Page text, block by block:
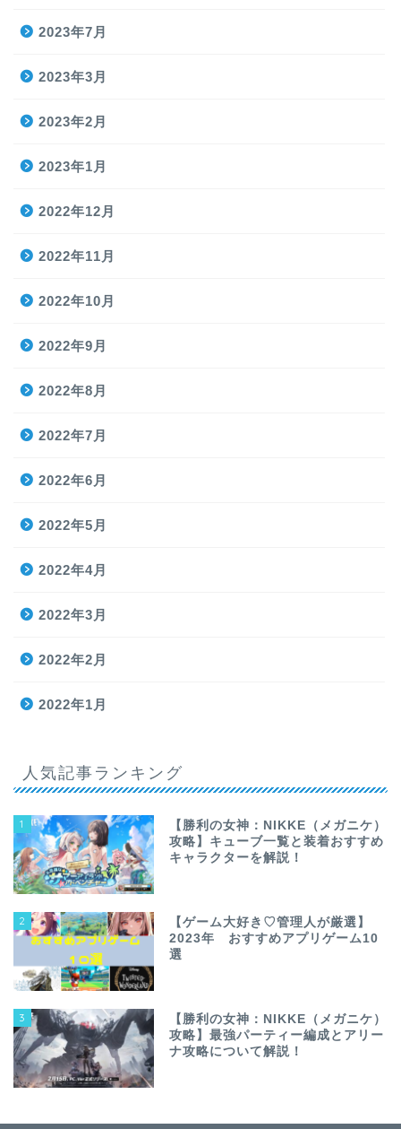
2023年7月
2023年3月
2023年2月
2023年1月
2022年12月
2022年11月
2022年10月
2022年9月
2022年8月
2022年7月
2022年6月
2022年5月
2022年4月
2022年3月
2022年2月
2022年1月
人気記事ランキング
1
【勝利の女神：NIKKE（メガニケ）
攻略】キューブ一覧と装着おすすめ
キャラクターを解説！
2
【ゲーム大好き♡管理人が厳選】
2023年 おすすめアプリゲーム10
選
3
【勝利の女神：NIKKE（メガニケ）
攻略】最強パーティー編成とアリー
ナ攻略について解説！